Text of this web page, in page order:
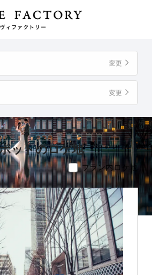
変更
変更
ットのロケ地
プラン内ロケ地